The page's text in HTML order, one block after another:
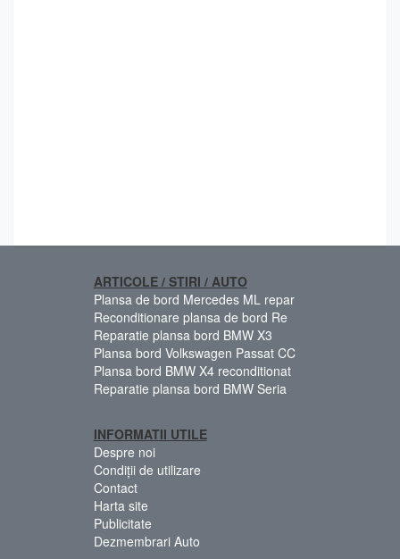
ARTICOLE / STIRI / AUTO
Plansa de bord Mercedes ML repar
Reconditionare plansa de bord Re
Reparatie plansa bord BMW X3
Plansa bord Volkswagen Passat CC
Plansa bord BMW X4 reconditionat
Reparatie plansa bord BMW Seria
INFORMATII UTILE
Despre noi
Condiții de utilizare
Contact
Harta site
Publicitate
Dezmembrari Auto